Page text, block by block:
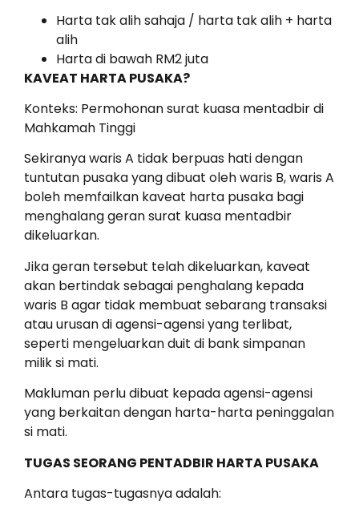
Harta tak alih sahaja / harta tak alih + harta
alih
Harta di bawah RM2 juta
KAVEAT HARTA PUSAKA?
Konteks: Permohonan surat kuasa mentadbir di
Mahkamah Tinggi
Sekiranya waris A tidak berpuas hati dengan
tuntutan pusaka yang dibuat oleh waris B, waris A
boleh memfailkan kaveat harta pusaka bagi
menghalang geran surat kuasa mentadbir
dikeluarkan.
Jika geran tersebut telah dikeluarkan, kaveat
akan bertindak sebagai penghalang kepada
waris B agar tidak membuat sebarang transaksi
atau urusan di agensi-agensi yang terlibat,
seperti mengeluarkan duit di bank simpanan
milik si mati.
Makluman perlu dibuat kepada agensi-agensi
yang berkaitan dengan harta-harta peninggalan
si mati.
TUGAS SEORANG PENTADBIR HARTA PUSAKA
Antara tugas-tugasnya adalah: